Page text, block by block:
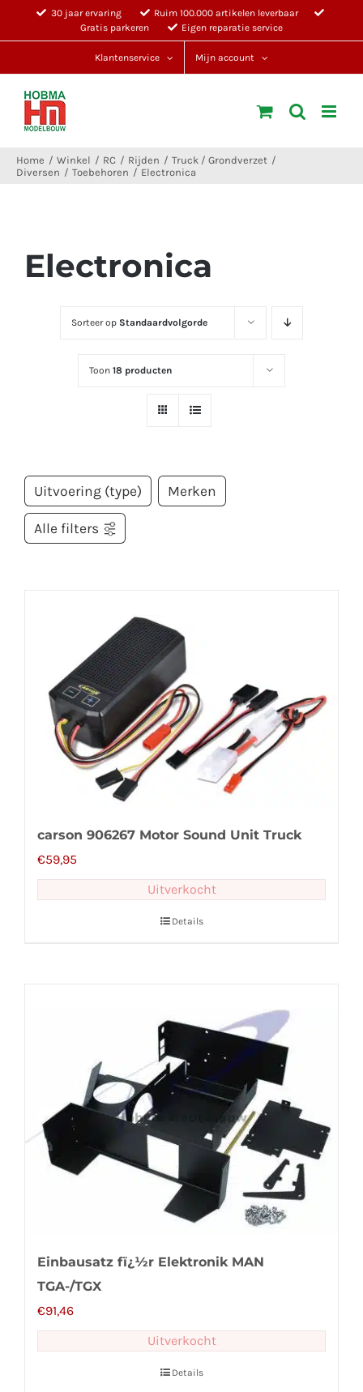
30 jaar ervaring
Ruim 100.000 artikelen leverbaar
Gratis parkeren
Eigen reparatie service
Klantenservice Mijn account
Home Winkel RC Rijden
Truck / Grondverzet
Diversen
Toebehoren Electronica
Electronica
Sorteer op Standaardvolgorde
Toon18 producten
Uitvoering (type) Merken
Alle filters
carson 906267 Motor Sound Unit Truck
€59,95
Uitverkocht
Details
Einbausatz fï¿½r Elektronik MAN
TGA-/TGX
€91,46
Uitverkocht
Details